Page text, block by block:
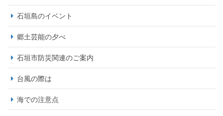
石垣島のイベント
郷土芸能の夕べ
石垣市防災関連のご案内
台風の際は
海での注意点